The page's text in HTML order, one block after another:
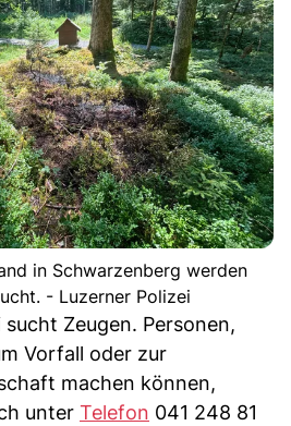
in Schwarzenberg werden
- Luzerner Polizei
Zeugen. Personen,
Vorfall oder zur
machen können,
unter Telefon 041 248 81